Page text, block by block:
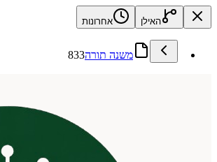
האילן אחרונות
משנה תורה833